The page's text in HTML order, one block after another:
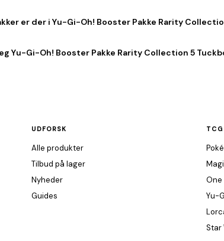
er der i Yu-Gi-Oh! Booster Pakke Rarity
Yu-Gi-Oh! Booster Pakke Rarity Collection 5
UDFORSK
Alle produkter
Tilbud på lager
Nyheder
Guides
One
Yu-
Star